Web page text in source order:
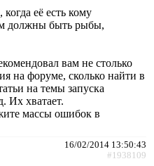
её есть кому
должны быть рыбы,
вам не столько
на форуме, сколько найти в
на темы запуска
Их хватает.
массы ошибок в
16/02/2014 13:50:43
#1938109